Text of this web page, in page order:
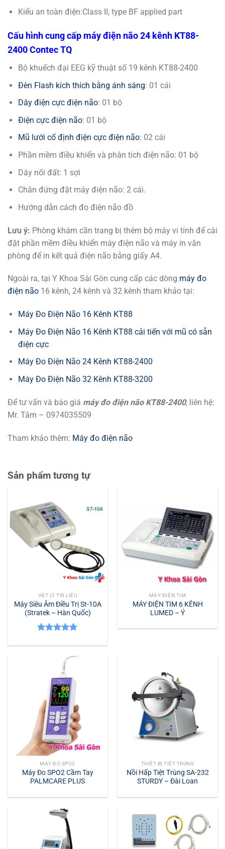
Kiểu an toàn điện:Class II, type BF applied part
Cấu hình cung cấp máy điện não 24 kênh KT88-
2400 Contec TQ
Bộ khuếch đại EEG kỹ thuật số 19 kênh KT88-2400
Đèn Flash kích thích bằng ánh sáng: 01 cái
Dây điện cực điện não: 01 bộ
Điện cực điện não: 01 bộ
Mũ lưới cố định điện cực điện não: 02 cái
Phần mềm điều khiển và phân tích điện não: 01 bộ
Dây nối đất: 1 sợi
Chân đứng đặt máy điện não: 2 cái.
Hướng dẫn cách đo điện não đồ
Lưu ý: Phòng khám cần trang bị thêm bộ máy vi tính để cài
đặt phần mềm điều khiển máy điện não và máy in văn
phòng để in kết quả điện não bằng giấy A4.
Ngoài ra, tại Y Khoa Sài Gòn cung cấp các dòng máy đo
điện não 16 kênh, 24 kênh và 32 kênh tham khảo tại:
Máy Đo Điện Não 16 Kênh KT88
Máy Đo Điện Não 16 Kênh KT88 cải tiến với mũ có sẵn
điện cực
Máy Đo Điện Não 24 Kênh KT88-2400
Máy Đo Điện Não 32 Kênh KT88-3200
Để tư vấn và báo giá máy đo điện não KT88-2400, liên hệ:
Mr. Tâm – 0974035509
Tham khảo thêm: Máy đo điện não
Sản phẩm tương tự
VẬT LÝ TRỊ LIỆU
Máy Siêu Âm Điều Trị St-10A
(Stratek – Hàn Quốc)
hạng5.00
MÁY ĐIỆN TIM
MÁY ĐIỆN TIM 6 KÊNH
LUMED – Ý
MÁY ĐO SPO2
Máy Đo SPO2 Cầm Tay
PALMCARE PLUS
THIẾT BỊ TIỆT TRÙNG
Nồi Hấp Tiệt Trùng SA-232
STURDY – Đài Loan